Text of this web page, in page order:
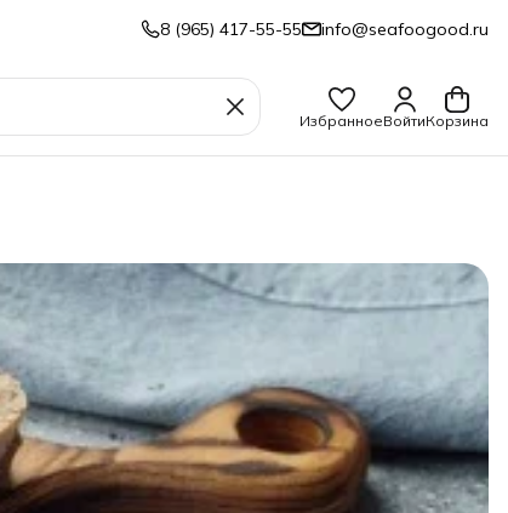
8 (965) 417-55-55 info@seafoogood.ru
ИзбранноеВойтиКорзина